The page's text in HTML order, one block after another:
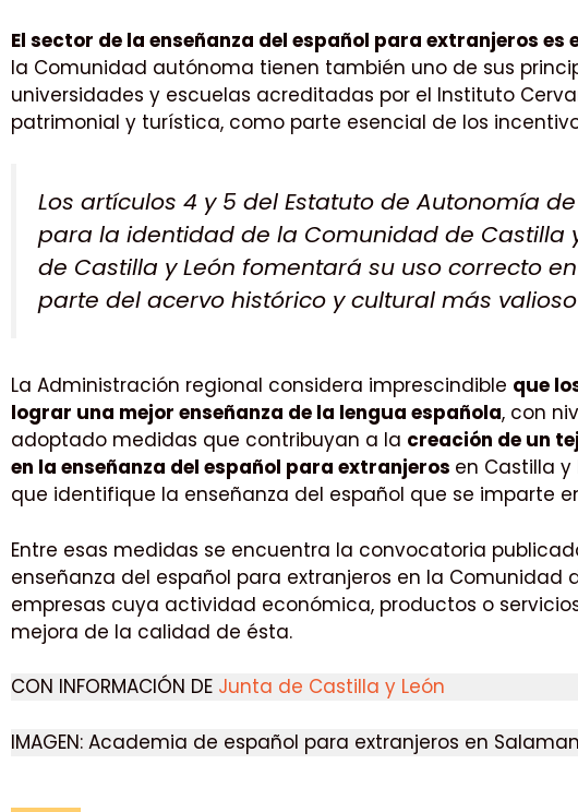
El sector de la enseñanza del español para extranjeros
la Comunidad autónoma tienen también uno de sus
universidades y escuelas acreditadas por el Instituto
patrimonial y turística, como parte esencial de los
Los artículos 4 y 5 del Estatuto de Autonomía
para la identidad de la Comunidad de Castilla
de Castilla y León fomentará su uso correcto
parte del acervo histórico y cultural más
La Administración regional considera imprescindible que
lograr una mejor enseñanza de la lengua española, con
adoptado medidas que contribuyan a la creación de un
en la enseñanza del español para extranjeros en Castilla
que identifique la enseñanza del español que se imparte
Entre esas medidas se encuentra la convocatoria
enseñanza del español para extranjeros en la Comunidad
empresas cuya actividad económica, productos o
mejora de la calidad de ésta.
CON INFORMACIÓN DE Junta de Castilla y León
IMAGEN: Academia de español para extranjeros en